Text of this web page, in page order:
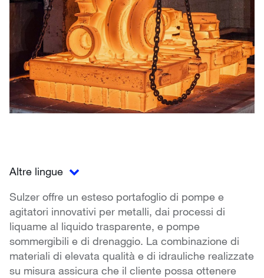
Altre lingue
Sulzer offre un esteso portafoglio di pompe e
agitatori innovativi per metalli, dai processi di
liquame al liquido trasparente, e pompe
sommergibili e di drenaggio. La combinazione di
materiali di elevata qualità e di idrauliche realizzate
su misura assicura che il cliente possa ottenere